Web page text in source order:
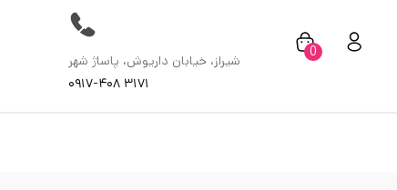
شیراز، خیابان داریوش، پاساژ شهر
۰۹۱۷-۴۰۸ ۳۱۷۱
0